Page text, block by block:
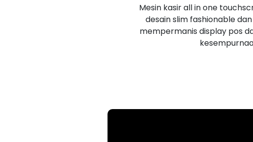
Mesin kasir all in one
desain slim fashionable
mempermanis display pos